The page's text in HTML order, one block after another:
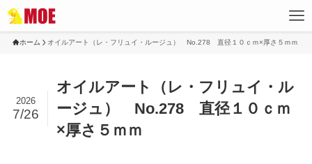
ホーム オイルアート（レ・フリュイ・ルージュ） No.278 直径１０ｃｍ×厚さ５ｍｍ
オイルアート（レ・フリュイ・ル
ージュ） No.278 直径１０ｃｍ
×厚さ５ｍｍ
2026
7/26